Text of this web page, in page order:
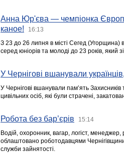
Анна Юр'єва — чемпіонка
каное!
16:13
З 23 до 26 липня в місті Сегед (Угорщина)
серед юніорів та молоді до 23 років, який
У Чернігові вшанували
У Чернігові вшанували пам’ять
цивільних осіб, які були страчені,
Робота без бар’єрів 15:14
Водій, охоронник, вагар, логіст,
облаштовано роботодавцями
служби зайнятості.